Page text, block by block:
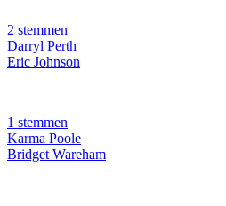
2 stemmen
Darryl Perth
Eric Johnson
1 stemmen
Karma Poole
Bridget Wareham